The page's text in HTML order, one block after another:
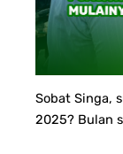
Sobat Singa,
2025? Bulan